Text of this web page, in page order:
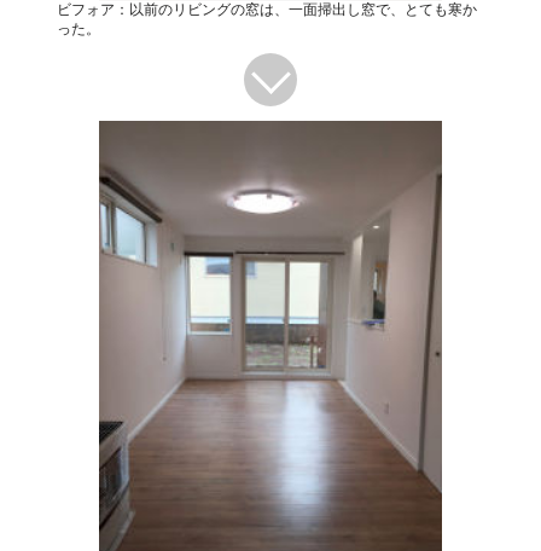
ビフォア：以前のリビングの窓は、一面掃出し窓で、とても寒か
った。